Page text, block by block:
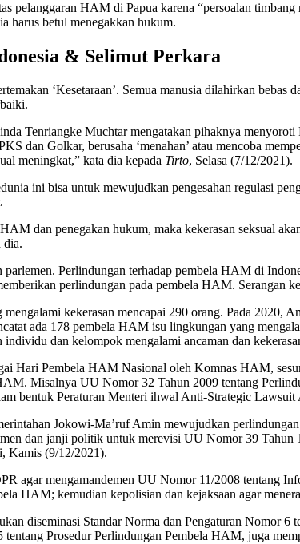
pelanggaran HAM di Papua karena “persoalan
harus betul menegakkan hukum.
& Selimut Perkara
‘Kesetaraan’. Semua manusia dilahirkan
Tenriangke Muchtar mengatakan pihaknya
dan Golkar, berusaha ‘menahan’ atau mencoba
meningkat,” kata dia kepada Tirto, Selasa (7/12/2021).
ini bisa untuk mewujudkan pengesahan regulasi
dan penegakan hukum, maka kekerasan seksual
dia.
parlemen. Perlindungan terhadap pembela HAM di
perlindungan pada pembela HAM. Serangan
kekerasan mencapai 290 orang. Pada 2020,
ada 178 pembela HAM isu lingkungan yang
dan kelompok mengalami ancaman dan
Hari Pembela HAM Nasional oleh Komnas HAM,
Misalnya UU Nomor 32 Tahun 2009 tentang
bentuk Peraturan Menteri ihwal Anti-Strategic
Jokowi-Ma’ruf Amin mewujudkan
dan janji politik untuk merevisi UU Nomor 39 Tahun
Kamis (9/12/2021).
agar mengamandemen UU Nomor 11/2008 tentang
HAM; kemudian kepolisian dan kejaksaan agar
diseminasi Standar Norma dan Pengaturan Nomor
Prosedur Perlindungan Pembela HAM, juga